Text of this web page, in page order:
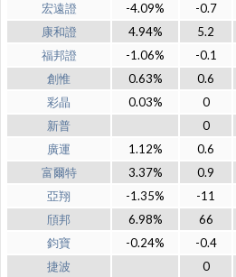
宏遠證
-4.09% -0.7
康和證
4.94% 5.2
福邦證
-1.06% -0.1
創惟
0.63% 0.6
彩晶
0.03% 0
新普
0
廣運
1.12% 0.6
富爾特
3.37% 0.9
亞翔
-1.35% -11
頎邦
6.98% 66
鈞寶
-0.24% -0.4
捷波
0